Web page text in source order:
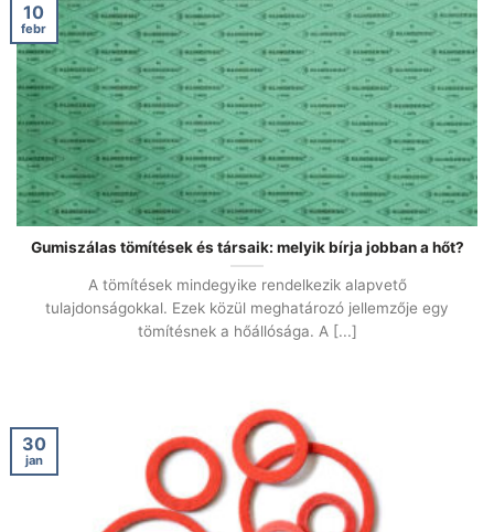
Gumiszálas tömítések és társaik: melyik bírja jobban a hőt?
A tömítések mindegyike rendelkezik alapvető
tulajdonságokkal. Ezek közül meghatározó jellemzője egy
tömítésnek a hőállósága. A [...]
10
febr
30
jan